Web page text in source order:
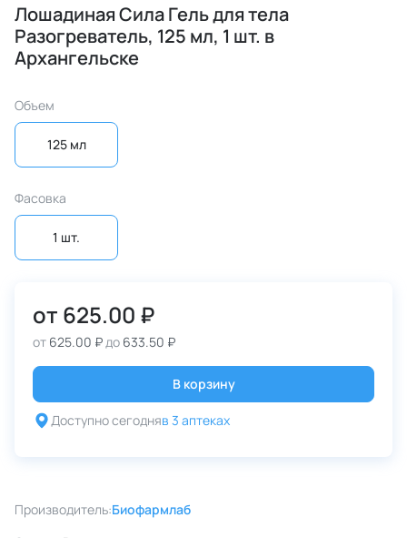
Лошадиная Сила Гель для тела
Разогреватель, 125 мл, 1 шт. в
Архангельске
Объем
125 мл
Фасовка
1 шт.
от 625.00 ₽
от 625.00 ₽до 633.50 ₽
В корзину
Доступно сегодняв 3 аптеках
Производитель:Биофармлаб